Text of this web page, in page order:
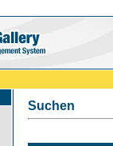
Suchen